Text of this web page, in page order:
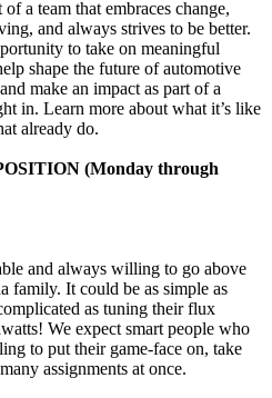
a team that embraces change,
and always strives to be better.
to take on meaningful
shape the future of automotive
make an impact as part of a
in. Learn more about what it’s like
already do.
(Monday through
and always willing to go above
family. It could be as simple as
as tuning their flux
We expect smart people who
to put their game-face on, take
assignments at once.